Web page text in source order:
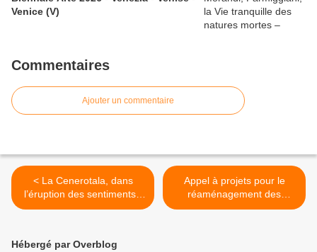
Venice (V)
Commentaires
Ajouter un commentaire
< ​​​​​​​La Cenerotala, dans
l’éruption des sentiments -
Palais Garnier
Appel à projets pour le
réaménagement des
chambres d’hôtes de la Villa
Hébergé par Overblog